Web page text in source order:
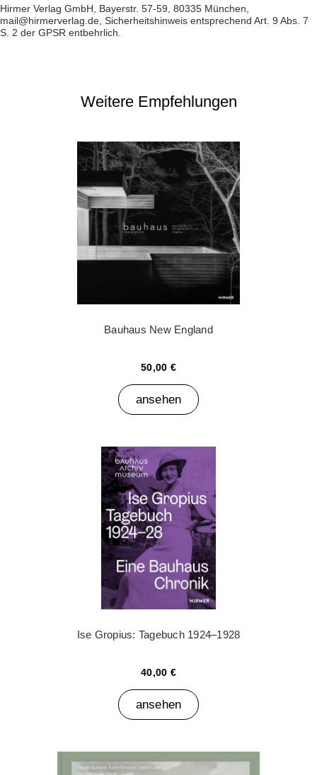
Hirmer Verlag GmbH, Bayerstr. 57-59, 80335 München,
mail@hirmerverlag.de, Sicherheitshinweis entsprechend Art. 9 Abs. 7
S. 2 der GPSR entbehrlich.
Weitere Empfehlungen
Bauhaus New England
50,00 €
ansehen
Ise Gropius: Tagebuch 1924–1928
40,00 €
ansehen